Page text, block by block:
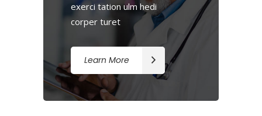
exerci tation ulm hedi
corper turet
Learn More